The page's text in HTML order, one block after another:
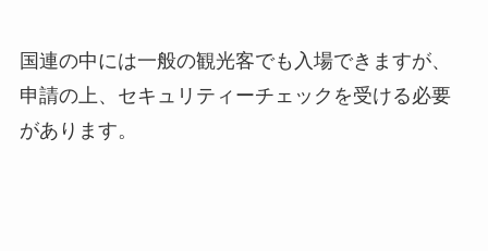
国連の中には一般の観光客でも入場できますが、
申請の上、セキュリティーチェックを受ける必要
があります。